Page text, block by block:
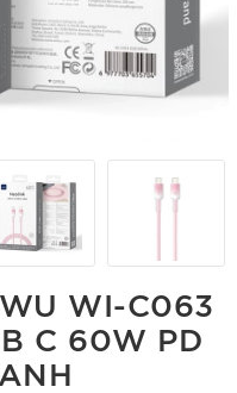
WI-C063
C 60W PD